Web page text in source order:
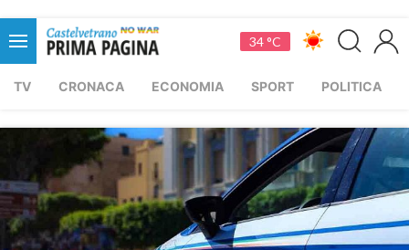
34 °C
TV CRONACA ECONOMIA SPORT POLITICA